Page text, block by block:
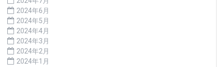
2024年6月
2024年5月
2024年4月
2024年3月
2024年2月
2024年1月